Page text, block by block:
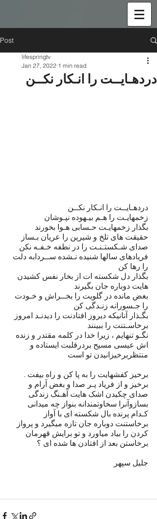
Post
دردهـایــت را انـکار نکــن
lifespringtv
Jan 27, 2022 1 min read
دردهـایــت را انـکار نکــن
زخمهایـت را هـم بیـهوده نپـوشان
بگذار زخمهایـت حـسابی هـوا بخورند
حقیقت های تلخ و شیرین را عریان بـساز
صدای شـکستـنـت را در نطفه خـفـه نکن
فریادهای سالها شنیده نـشده ســردابه دلت
را رها کن
بگذار دل شکسته ات از بخار نفس کشیدن
هایت دوباره جان بگیرند
بغض مانده در گلویت را بخــراش و خـودت
را جـسورانه زنـدگی کن
بگـذار آنانیکه دیروز افتادنت را دیدنـد امروز
برخاسـتنت را ببینند
نگـو تنهایم ، زیرا خدا در کلمه مقتدر و زنده
اش عیسی مسیح بردرقلبت ایستاده و
منتظربرخیزانیدن تو است
برخیز کفشهایت را به پا کن و راه بیفت .
برخیز و از فریاد پـر صدا و بغض آرام و
صدای چکیدن اشک هایت آهـنگ زندگی
بسازوآنرا سخاوتمندانه بنواز چه میدانی
کـدام پرنده بال شکسته ای با آواز
برخاستنت دوباره جان تازه میگیرد و پرواز
کردن را بیاد میاورد و تو برایش قهرمان
برخاستن بعد از افتادن ها شده ای ؟
جلیل سپهر